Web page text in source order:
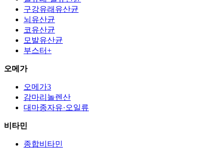
구강유래유산균
뇌유산균
코유산균
모발유산균
부스터+
오메가
오메가3
감마리놀렌산
대마종자유·오일류
비타민
종합비타민